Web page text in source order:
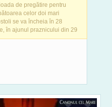
de pregătire pentru
celor doi mari
se va încheia în 28
în ajunul praznicului din 29